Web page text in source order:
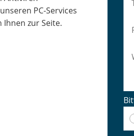
PC-Services
Ihnen zur Seite.